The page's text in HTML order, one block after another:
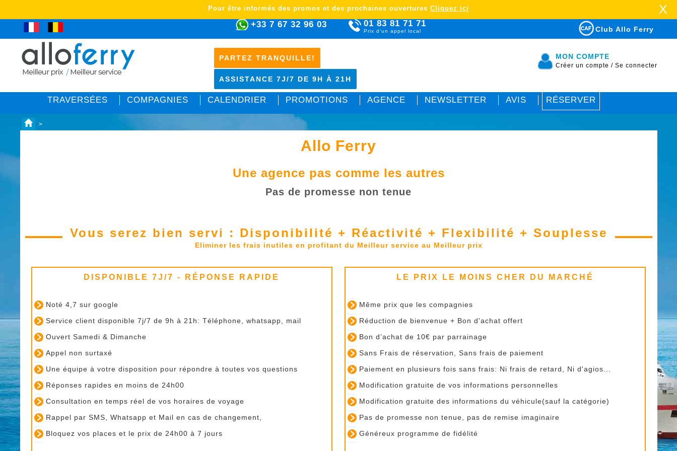
+33 7 67 32 96 03 01 83 81 71 71
Prix d'un appel local Club Allo Ferry
PARTEZ TRANQUILLE!
ASSISTANCE 7J/7 DE 9H À 21H
MON COMPTE
Créer un compte / Se connecter
TRAVERSÉES COMPAGNIES CALENDRIER PROMOTIONS AGENCE NEWSLETTER AVIS RÉSERVER
Pour être informés des promos et des prochaines ouvertures Cliquez ici X
>
Allo Ferry
Une agence pas comme les autres
Pas de promesse non tenue
Vous serez bien servi : Disponibilité + Réactivité + Flexibilité + Souplesse
Eliminer les frais inutiles en profitant du Meilleur service au Meilleur prix
DISPONIBLE 7J/7 - RÉPONSE RAPIDE
Noté 4,7 sur google
Service client disponible 7j/7 de 9h à 21h: Téléphone, whatsapp, mail
Ouvert Samedi & Dimanche
Appel non surtaxé
Une équipe à votre disposition pour répondre à toutes vos questions
Réponses rapides en moins de 24h00
Consultation en temps réel de vos horaires de voyage
Rappel par SMS, Whatsapp et Mail en cas de changement,
Bloquez vos places et le prix de 24h00 à 7 jours
LE PRIX LE MOINS CHER DU MARCHÉ
Même prix que les compagnies
Réduction de bienvenue + Bon d'achat offert
Bon d’achat de 10€ par parrainage
Sans Frais de réservation, Sans frais de paiement
Paiement en plusieurs fois sans frais: Ni frais de retard, Ni d'agios...
Modification gratuite de vos informations personnelles
Modification gratuite des informations du véhicule(sauf la catégorie)
Pas de promesse non tenue, pas de remise imaginaire
Généreux programme de fidélité